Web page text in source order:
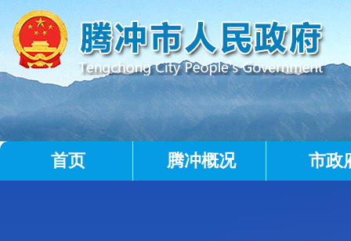
首页 腾冲概况 市政